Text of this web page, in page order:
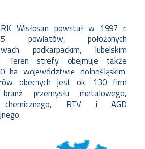
Wisłosan powstał w 1997 r.
powiatów, położonych
podkarpackim, lubelskim
Teren strefy obejmuje także
ha województwie dolnośląskim.
obecnych jest ok. 130 firm
przemysłu metalowego,
chemicznego, RTV i AGD